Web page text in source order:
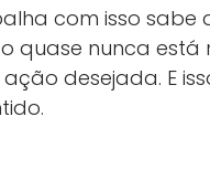
com isso
quase nunca
desejada. E